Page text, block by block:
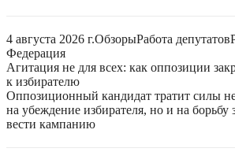
4 августа 2026 г.ОбзорыРабота депутатов
Федерация
Агитация не для всех: как оппозиции
к избирателю
Оппозиционный кандидат тратит силы
на убеждение избирателя, но и на борьбу
вести кампанию